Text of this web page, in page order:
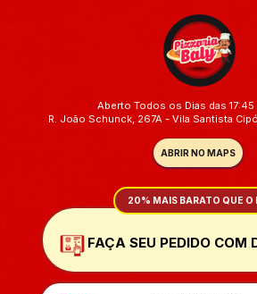
Aberto Todos os Dias das 17:45
R. João Schunck, 267A - Vila Santista
ABRIR NO MAPS
20% MAIS BARATO QUE O
FAÇA SEU PEDIDO COM